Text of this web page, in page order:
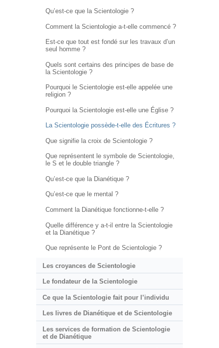
Qu’est-ce que la Scientologie ?
Comment la Scientologie a-t-elle commencé ?
Est-ce que tout est fondé sur les travaux d’un
seul homme ?
Quels sont certains des principes de base de
la Scientologie ?
Pourquoi le Scientologie est-elle appelée une
religion ?
Pourquoi la Scientologie est-elle une Église ?
La Scientologie possède-t-elle des Écritures ?
Que signifie la croix de Scientologie ?
Que représentent le symbole de Scientologie,
le S et le double triangle ?
Qu’est-ce que la Dianétique ?
Qu’est-ce que le mental ?
Comment la Dianétique fonctionne-t-elle ?
Quelle différence y a-t-il entre la Scientologie
et la Dianétique ?
Que représente le Pont de Scientologie ?
Les croyances de Scientologie
Le fondateur de la Scientologie
Ce que la Scientologie fait pour l’individu
Les livres de Dianétique et de Scientologie
Les services de formation de Scientologie
et de Dianétique